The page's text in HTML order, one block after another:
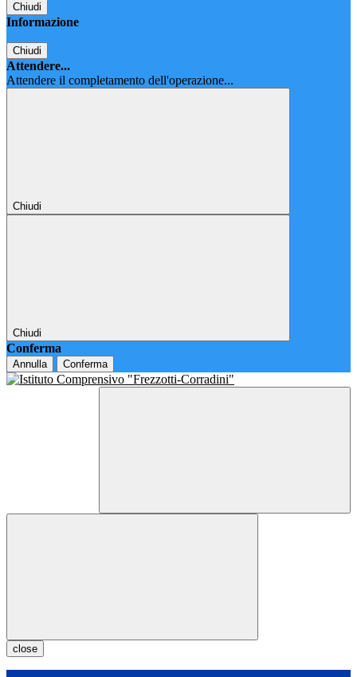
Chiudi
Informazione
Chiudi
Attendere...
Attendere il completamento dell'operazione...
Chiudi
Chiudi
Conferma
Annulla Conferma
close